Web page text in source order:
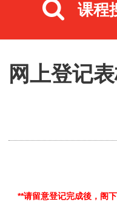
课程
网上登记
**请留意登记完成後，阁